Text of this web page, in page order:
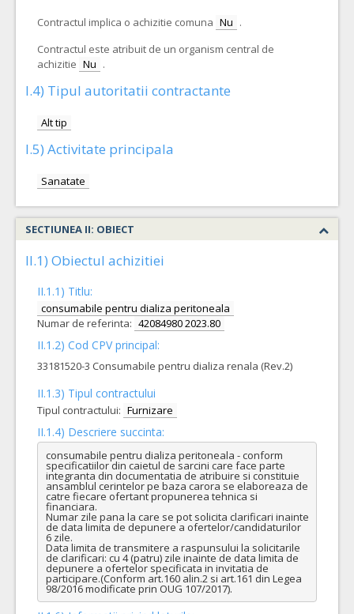
Contractul implica o achizitie comuna Nu .
Contractul este atribuit de un organism central de
achizitie Nu .
I.4) Tipul autoritatii contractante
Alt tip
I.5) Activitate principala
Sanatate
SECTIUNEA II: OBIECT
II.1) Obiectul achizitiei
II.1.1) Titlu:
consumabile pentru dializa peritoneala
Numar de referinta: 42084980 2023.80
II.1.2) Cod CPV principal:
33181520-3 Consumabile pentru dializa renala (Rev.2)
II.1.3) Tipul contractului
Tipul contractului: Furnizare
II.1.4) Descriere succinta:
consumabile pentru dializa peritoneala - conform
specificatiilor din caietul de sarcini care face parte
integranta din documentatia de atribuire si constituie
ansamblul cerintelor pe baza carora se elaboreaza de
catre fiecare ofertant propunerea tehnica si
financiara.
Numar zile pana la care se pot solicita clarificari inainte
de data limita de depunere a ofertelor/candidaturilor
6 zile.
Data limita de transmitere a raspunsului la solicitarile
de clarificari: cu 4 (patru) zile inainte de data limita de
depunere a ofertelor specificata in invitatia de
participare.(Conform art.160 alin.2 si art.161 din Legea
98/2016 modificate prin OUG 107/2017).